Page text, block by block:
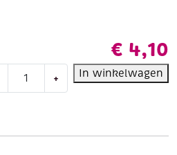
€ 4,10
+ In winkelwagen